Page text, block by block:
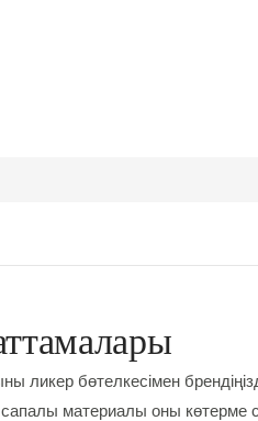
ликер бөтелкесімен
материалы оны көтерме